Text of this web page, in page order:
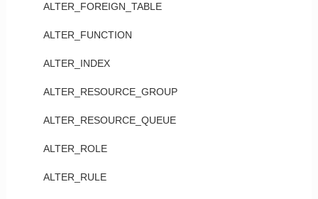
ALTER_FOREIGN_TABLE
ALTER_FUNCTION
ALTER_INDEX
ALTER_RESOURCE_GROUP
ALTER_RESOURCE_QUEUE
ALTER_ROLE
ALTER_RULE